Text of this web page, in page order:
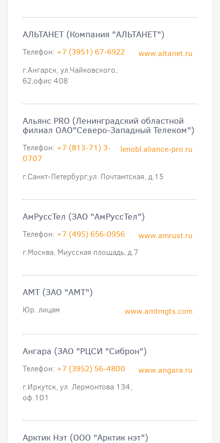
АЛЬТАНЕТ (Компания "АЛЬТАНЕТ")
www.altanet.ru
Телефон: +7 (3951) 67-6922
г.Ангарск, ул.Чайковского,
62,офис 408
Альянс PRO (Ленинградский областной
филиал ОАО"Северо-Западный Телеком")
lenobl.aliance-pro.ru
Телефон: +7 (813-71) 3-
0707
г.Санкт-Петербург,ул. Почтамтская, д.15
АмРуссТел (ЗАО "АмРуссТел")
www.amrust.ru
Телефон: +7 (495) 656-0956
г.Москва, Миусская площадь, д.7
АМТ (ЗАО "АМТ")
www.amtmgts.com
Юр. лицам
Ангара (ЗАО "РЦСИ "Сиброн")
www.angara.ru
Телефон: +7 (3952) 56-4800
г.Иркутск, ул. Лермонтова 134,
оф.101
Арктик Нэт (ООО "Арктик нэт")